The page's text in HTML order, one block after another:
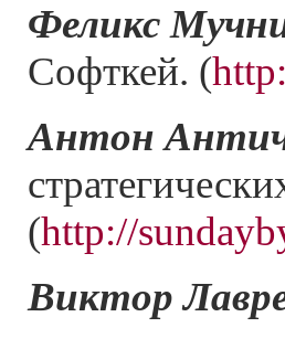
Феликс
Софткей. (
Антон
(http://
Виктор